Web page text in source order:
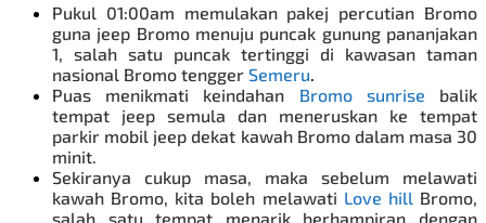
Pukul 01:00am memulakan pakej percutian Bromo
guna jeep Bromo menuju puncak gunung pananjakan
1, salah satu puncak tertinggi di kawasan taman
nasional Bromo tengger Semeru
Puas menikmati keindahan Bromo sunrise balik
tempat jeep semula dan meneruskan ke tempat
parkir mobil jeep dekat kawah Bromo dalam masa 30
minit.
Sekiranya cukup masa, maka sebelum melawati
kawah Bromo, kita boleh melawati Love hill Bromo,
salah satu tempat menarik berhampiran dengan